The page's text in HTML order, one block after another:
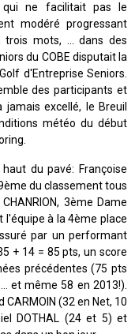
qui ne facilitait pas le
modéré progressant
trois mots, ... dans des
du COBE disputait la
d'Entreprise Seniors.
des participants et
excellé, le Breuil
météo du début
du pavé: Françoise
du classement tous
3ème Dame
à la 4ème place
par un performant
+ 14 = 85 pts, un score
précédentes (75 pts
et même 58 en 2013!).
(32 en Net, 10
DOTHAL (24 et 5) et